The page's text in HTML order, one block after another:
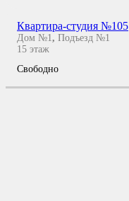
Квартира-студия №105
Дом №1 , Подъезд №1
15 этаж
Свободно